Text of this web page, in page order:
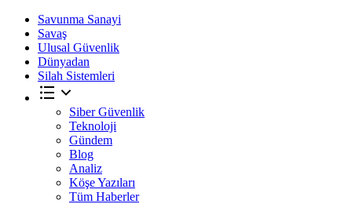
Savunma Sanayi
Savaş
Ulusal Güvenlik
Dünyadan
Silah Sistemleri
Siber Güvenlik
Teknoloji
Gündem
Blog
Analiz
Köşe Yazıları
Tüm Haberler